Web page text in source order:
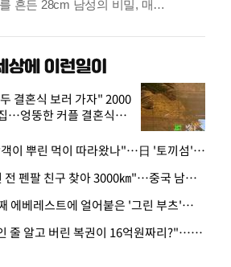
결혼식 보러 가자" 2000
…엉뚱한 커플 결혼식에
· "관광객이 뿌린 먹이 따라왔나"…日 '토끼섬' 멧돼지, 토끼까지 사냥
· "24년 전 펜팔 친구 찾아 3000㎞"…중국 남성 사연에 '뭉클'
· 30년째 에베레스트에 얼어붙은 '그린 부츠'…드디어 가족 품으로
· "'꽝'인 줄 알고 버린 복권이 16억원짜리?"…극적으로 되찾은 사연